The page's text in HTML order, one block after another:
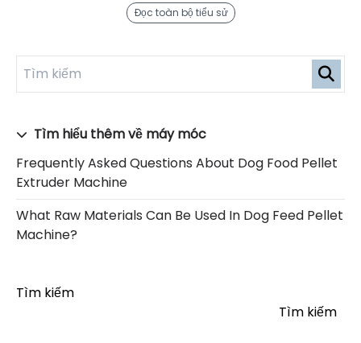
Đọc toàn bộ tiểu sử
Tìm hiểu thêm về máy móc
Frequently Asked Questions About Dog Food Pellet
Extruder Machine
What Raw Materials Can Be Used In Dog Feed Pellet
Machine?
Tìm kiếm
Tìm kiếm